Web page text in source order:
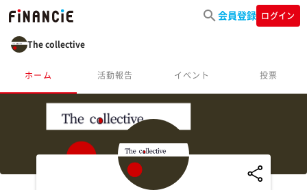
会員登録 ログイン
The collective
ホーム 活動報告 イベント 投票